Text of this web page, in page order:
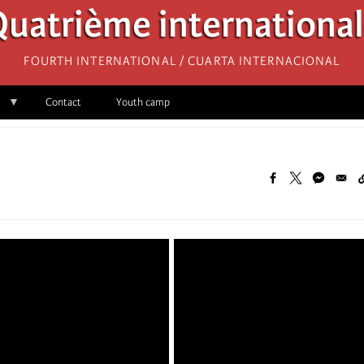
Fourth International / Cuarta Internacional
Contact Youth camp